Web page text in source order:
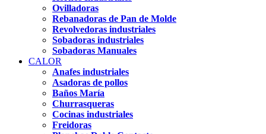
Ovilladoras
Rebanadoras de Pan de Molde
Revolvedoras industriales
Sobadoras industriales
Sobadoras Manuales
CALOR
Anafes industriales
Asadoras de pollos
Baños María
Churrasqueras
Cocinas industriales
Freidoras